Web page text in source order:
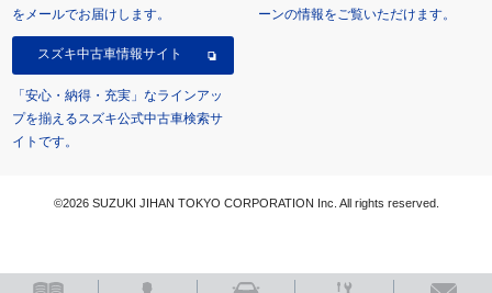
をメールでお届けします。
ーンの情報をご覧いただけます。
スズキ中古車情報サイト
「安心・納得・充実」なラインアッ
プを揃えるスズキ公式中古車検索サ
イトです。
©2026 SUZUKI JIHAN TOKYO CORPORATION Inc. All rights reserved.